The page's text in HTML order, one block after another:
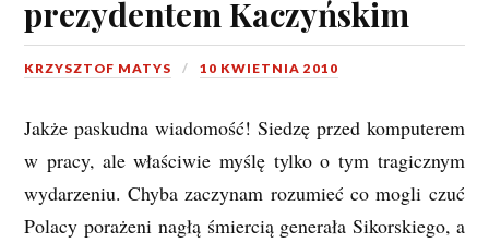
prezydentem Kaczyńskim
KRZYSZTOF MATYS 10 KWIETNIA 2010
Jakże paskudna wiadomość! Siedzę przed komputerem
w pracy, ale właściwie myślę tylko o tym tragicznym
wydarzeniu. Chyba zaczynam rozumieć co mogli czuć
Polacy porażeni nagłą śmiercią generała Sikorskiego, a